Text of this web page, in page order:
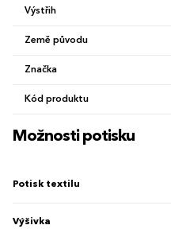
Výstřih
Země původu
Značka
Kód produktu
Možnosti potisku
Potisk textilu
Výšivka